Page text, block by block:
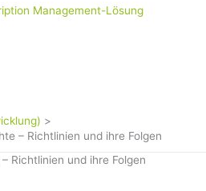
Management-Lösung
– Richtlinien und ihre Folgen
Richtlinien und ihre Folgen